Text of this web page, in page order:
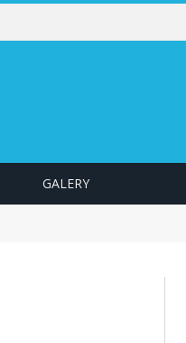
GALERY